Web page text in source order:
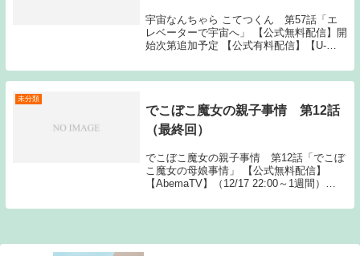
宇宙なんちゃら こてつくん 第57話「エ
レベーターで宇宙へ」 【公式無料配信】開
始次第追加予定 【公式有料配信】【U-
ストア】 【ニコニコ】 【Gyao】【バンダ
イ】 【DMM】 【ひか...
未分類
でこぼこ魔女の親子事情 第12話
（最終回）
でこぼこ魔女の親子事情 第12話「でこぼ
こ魔女の母娘事情」 【公式無料配信】
【AbemaTV】（12/17 22:00～1週間）
【公式有料配信】 【U-NEXT】 The post